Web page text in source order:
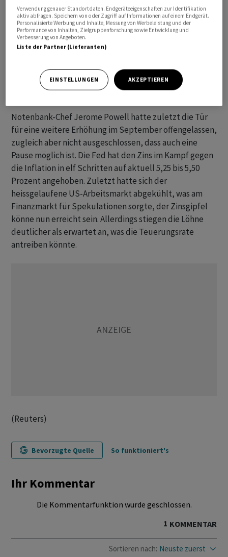
Daten bestimmt. Wenn diese aber zeigten, dass die
Fortschritte bei der Bekämpfung der Inflation ins
Stocken gerieten, sollte die Notenbank Fed bereit sein.
Bowman sprach am Samstag zu den Zinserhöhungen im
Plural, was darauf hindeutet, dass die Fed aus ihrer
Sicht noch mehr als einen Schritt nach oben gehen
Notenbank-Chef Jerome Powell hatte zuletzt die Tür
für eine weitere Erhöhung im September offengelassen,
zugleich aber nicht ausgeschlossen, dass auch eine
Pause möglich ist. Die Fed hat den Zins im Kampf gegen
die Inflation in elf Schritten auf aktuell 5,25 bis 5,50
Prozent angehoben. Zuletzt hatte sich der
heissgelaufene US-Arbeitsmarkt abgekühlt, was am
Finanzmarkt für Spekulationen sorgte, der Zinsgipfel
könne nun erreicht sein. Allerdings stiegen die Löhne
deutlicher als erwartet an, was die Teuerungsrate
antreiben könnte.
(Reuters)
Bevorzugte Quelle So funktioniert's
Ihr Kommentar
Die Kommentarfunktion wurde geschlossen.
1 KOMMENTAR
Sortieren nach: Neuste zuerst
Verwendung genauer Standortdaten. Endgeräteeigenschaften zur Identifikation
aktiv abfragen. Speichern von oder Zugriff auf Informationen auf einem Endgerät.
Personalisierte Werbung und Inhalte, Messung von Werbeleistung und der
Performance von Inhalten, Zielgruppenforschung sowie Entwicklung und
Verbesserung von Angeboten.
Liste der Partner (Lieferanten)
EINSTELLUNGEN AKZEPTIEREN